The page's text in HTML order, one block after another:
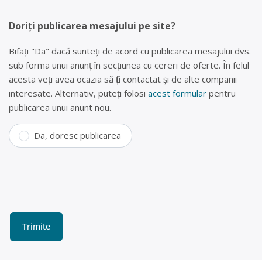
Doriți publicarea mesajului pe site?
Bifați "Da" dacă sunteți de acord cu publicarea mesajului dvs.
sub forma unui anunț în secțiunea cu cereri de oferte. În felul
acesta veți avea ocazia să fiți contactat și de alte companii
interesate. Alternativ, puteți folosi acest formular pentru
publicarea unui anunt nou.
Da, doresc publicarea